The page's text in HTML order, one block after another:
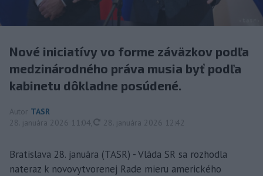
Nové iniciatívy vo forme záväzkov podľa
medzinárodného práva musia byť podľa
kabinetu dôkladne posúdené.
Autor TASR
28. januára 2026 11:04
aktualizované
28. januára 2026 12:42
Bratislava 28. januára (TASR) - Vláda SR sa rozhodla
nateraz k novovytvorenej Rade mieru amerického